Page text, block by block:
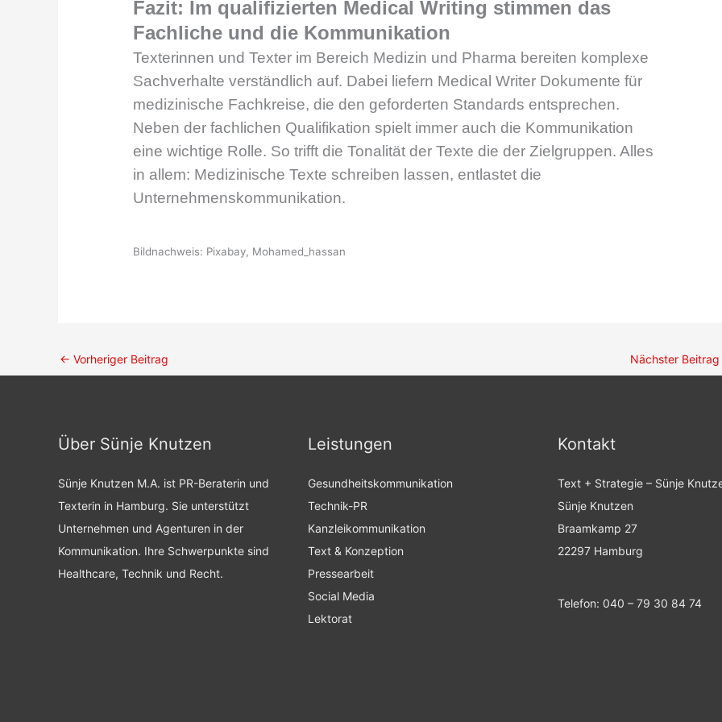
Fazit: Im qualifizierten Medical Writing stimmen das
Fachliche und die Kommunikation
Texterinnen und Texter im Bereich Medizin und Pharma bereiten komplexe
Sachverhalte verständlich auf. Dabei liefern Medical Writer Dokumente für
medizinische Fachkreise, die den geforderten Standards entsprechen.
Neben der fachlichen Qualifikation spielt immer auch die Kommunikation
eine wichtige Rolle. So trifft die Tonalität der Texte die der Zielgruppen. Alles
in allem: Medizinische Texte schreiben lassen, entlastet die
Unternehmenskommunikation.
Bildnachweis: Pixabay, Mohamed_hassan
← Vorheriger Beitrag Nächster Beitrag
Über Sünje Knutzen
Sünje Knutzen M.A. ist PR-Beraterin und
Texterin in Hamburg. Sie unterstützt
Unternehmen und Agenturen in der
Kommunikation. Ihre Schwerpunkte sind
Healthcare, Technik und Recht.
Leistungen
Gesundheitskommunikation
Technik-PR
Kanzleikommunikation
Text & Konzeption
Pressearbeit
Social Media
Lektorat
Kontakt
Text + Strategie – Sünje
Sünje Knutzen
Braamkamp 27
22297 Hamburg
Telefon: 040 – 79 30 84 74